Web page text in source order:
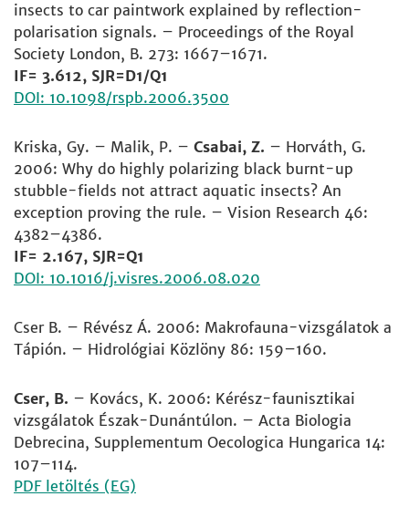
insects to car paintwork explained by reflection-
polarisation signals. – Proceedings of the Royal
Society London, B. 273: 1667–1671.
IF= 3.612, SJR=D1/Q1
DOI: 10.1098/rspb.2006.3500
Kriska, Gy. – Malik, P. – Csabai, Z. – Horváth, G.
2006: Why do highly polarizing black burnt-up
stubble-fields not attract aquatic insects? An
exception proving the rule. – Vision Research 46:
4382–4386.
IF= 2.167, SJR=Q1
DOI: 10.1016/j.visres.2006.08.020
Cser B. – Révész Á. 2006: Makrofauna-vizsgálatok a
Tápión. – Hidrológiai Közlöny 86: 159–160.
Cser, B. – Kovács, K. 2006: Kérész-faunisztikai
vizsgálatok Észak-Dunántúlon. – Acta Biologia
Debrecina, Supplementum Oecologica Hungarica 14:
107–114.
PDF letöltés (EG)